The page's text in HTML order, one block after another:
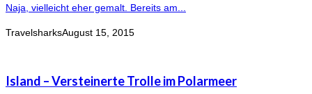
Naja, vielleicht eher gemalt. Bereits am...
TravelsharksAugust 15, 2015
Island – Versteinerte Trolle im Polarmeer